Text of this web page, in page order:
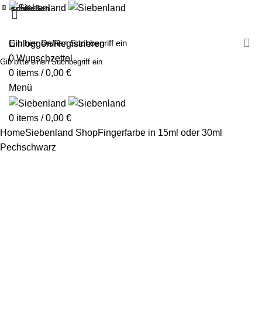
Einloggen/Registrieren
0Wunschzettel
0 items / 0,00 €
Menü
0 items / 0,00 €
HomeSiebenland ShopFingerfarbe in 15ml oder 30ml
Pechschwarz
schließen
schließen
schließen
schließen
schließen
schließen
schließen
schließen
schließen
schließen
schließen
schließen
schließen
schließen
schließen
schließen
schließen
schließen
Gib bitte einen Suchbegriff ein